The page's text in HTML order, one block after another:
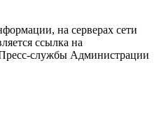
на серверах сети
ссылка на
Пресс-службы Администрации